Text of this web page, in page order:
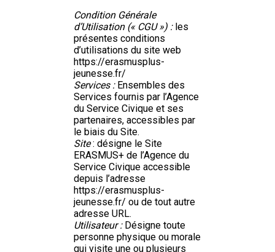
Condition Générale
d’Utilisation (« CGU ») :les
présentes conditions
d’utilisations du site web
https://erasmusplus-
jeunesse.fr/
Services :Ensembles des
Services fournis par l’Agence
du Service Civique et ses
partenaires, accessibles par
le biais du Site.
Site: désigne le Site
ERASMUS+ de l’Agence du
Service Civique accessible
depuis l’adresse
https://erasmusplus-
jeunesse.fr/ ou de tout autre
adresse URL.
Utilisateur :Désigne toute
personne physique ou morale
qui visite une ou plusieurs